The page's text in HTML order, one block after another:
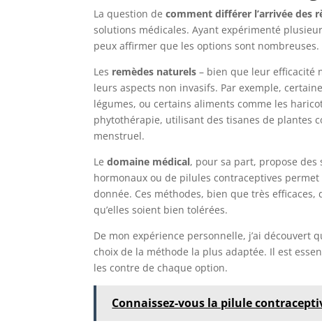
La question decomment différer l’arrivée des
solutions médicales. Ayant expérimenté
peux affirmer que les options sont nombreuses.
Les remèdes naturels – bien que leur efficacité
leurs aspects non invasifs. Par exemple,
légumes, ou certains aliments comme les
phytothérapie, utilisant des tisanes de plantes
menstruel.
Ledomaine médical, pour sa part, propose
hormonaux ou de pilules contraceptives
donnée. Ces méthodes, bien que très efficaces,
qu’elles soient bien tolérées.
De mon expérience personnelle, j’ai découvert
choix de la méthode la plus adaptée. Il est
les contre de chaque option.
Connaissez-vous la pilule